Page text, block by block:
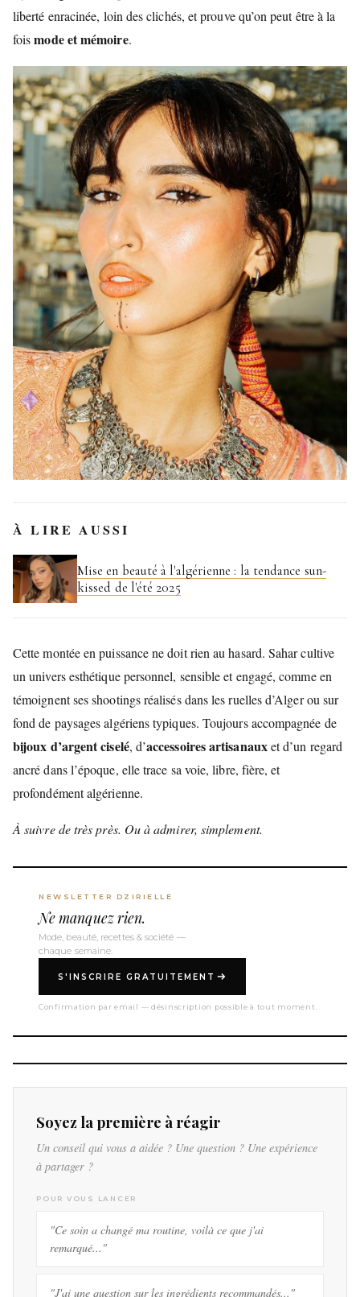
liberté enracinée, loin des clichés, et prouve qu’on peut être à la
foismode et mémoire.
À LIRE AUSSI
Mise en beauté à l'algérienne : la tendance sun-
kissed de l'été 2025
Cette montée en puissance ne doit rien au hasard. Sahar cultive
un univers esthétique personnel, sensible et engagé, comme en
témoignent ses shootings réalisés dans les ruelles d’Alger ou sur
fond de paysages algériens typiques. Toujours accompagnée de
bijoux d’argent ciselé, d’accessoires artisanauxet d’un regard
ancré dans l’époque, elle trace sa voie, libre, fière, et
profondément algérienne.
À suivre de très près. Ou à admirer, simplement.
NEWSLETTER DZIRIELLE
Ne manquez rien.
Mode, beauté, recettes & société —
chaque semaine.
S'INSCRIRE GRATUITEMENT
Confirmation par email — désinscription possible à tout moment.
Soyez la première à réagir
Un conseil qui vous a aidée ? Une question ? Une expérience
à partager ?
POUR VOUS LANCER
"Ce soin a changé ma routine, voilà ce que j'ai
remarqué..."
"J'ai une question sur les ingrédients recommandés..."